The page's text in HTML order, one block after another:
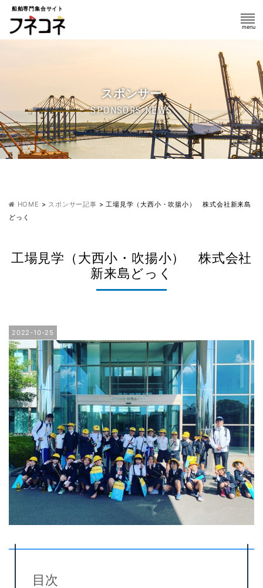
船舶専門集合サイト
スポンサー
SPONSORS NEWS
HOME > スポンサー記事 >工場見学（大西小・吹揚小） 株式会社新来島
どっく
工場見学（大西小・吹揚小） 株式会社
新来島どっく
2022-10-25
目次